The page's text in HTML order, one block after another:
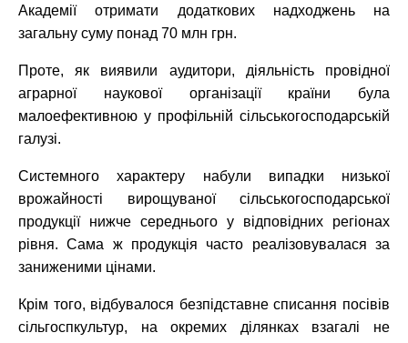
Академії отримати додаткових надходжень на
загальну суму понад 70 млн грн.
Проте, як виявили аудитори, діяльність провідної
аграрної наукової організації країни була
малоефективною у профільній сільськогосподарській
галузі.
Системного характеру набули випадки низької
врожайності вирощуваної сільськогосподарської
продукції нижче середнього у відповідних регіонах
рівня. Сама ж продукція часто реалізовувалася за
заниженими цінами.
Крім того, відбувалося безпідставне списання посівів
сільгоспкультур, на окремих ділянках взагалі не